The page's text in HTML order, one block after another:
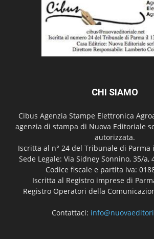
CHI SIAMO
Cibus Agenzia Stampe Elettronica
agenzia di stampa di Nuova Editoriale
autorizzata.
Iscritta al n° 24 del Tribunale di Parma
Sede Legale: Via Sidney Sonnino, 35/a,
Codice fiscale e partita iva:
Iscritta al Registro imprese di
Registro Operatori della
Contattaci: